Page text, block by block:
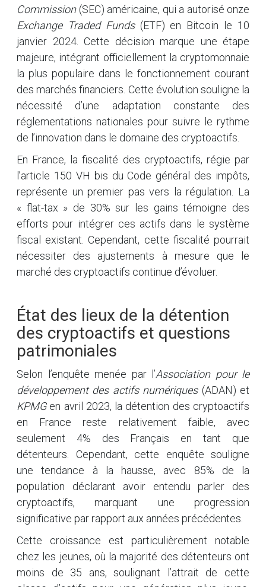
Commission(SEC) américaine, qui a autorisé onze
Exchange Traded Funds(ETF) en Bitcoin le 10
janvier 2024. Cette décision marque une étape
majeure, intégrant officiellement la cryptomonnaie
la plus populaire dans le fonctionnement courant
des marchés financiers. Cette évolution souligne la
nécessité d’une adaptation constante des
réglementations nationales pour suivre le rythme
de l’innovation dans le domaine des cryptoactifs.
En France, la fiscalité des cryptoactifs, régie par
l’article 150 VH bis du Code général des impôts,
représente un premier pas vers la régulation. La
« flat-tax » de 30% sur les gains témoigne des
efforts pour intégrer ces actifs dans le système
fiscal existant. Cependant, cette fiscalité pourrait
nécessiter des ajustements à mesure que le
marché des cryptoactifs continue d’évoluer.
État des lieux de la détention
des cryptoactifs et questions
patrimoniales
Selon l’enquête menée par l’Association pour le
développement des actifs numériques(ADAN) et
KPMGen avril 2023, la détention des cryptoactifs
en France reste relativement faible, avec
seulement 4% des Français en tant que
détenteurs. Cependant, cette enquête souligne
une tendance à la hausse, avec 85% de la
population déclarant avoir entendu parler des
cryptoactifs, marquant une progression
significative par rapport aux années précédentes.
Cette croissance est particulièrement notable
chez les jeunes, où la majorité des détenteurs ont
moins de 35 ans, soulignant l’attrait de cette